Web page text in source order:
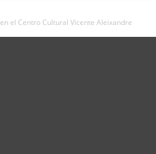
el Centro Cultural Vicente Aleixandre